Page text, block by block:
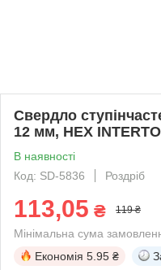
Свердло
12 мм, HEX
В наявності
Код: SD-5836
Роздріб
113,05 ₴ 119 ₴
Мінімальна сума
Економія 5.95 ₴